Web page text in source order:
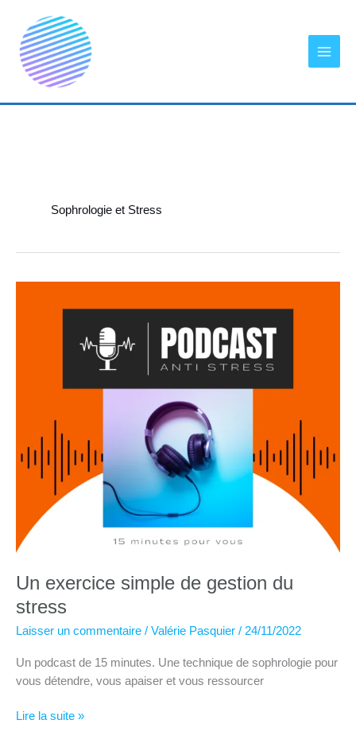
contenu
Sophrologie et Stress
Un exercice simple de gestion du
stress
Laisser un commentaire / Valérie Pasquier / 24/11/2022
Un podcast de 15 minutes. Une technique de sophrologie pour
vous détendre, vous apaiser et vous ressourcer
Un
Lire la suite »